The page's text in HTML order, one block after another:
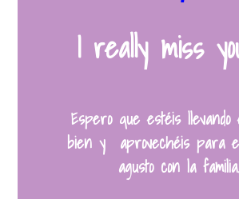
I really miss
Espero que estéis llevando
bien y aprovechéis para
agusto con la familia.